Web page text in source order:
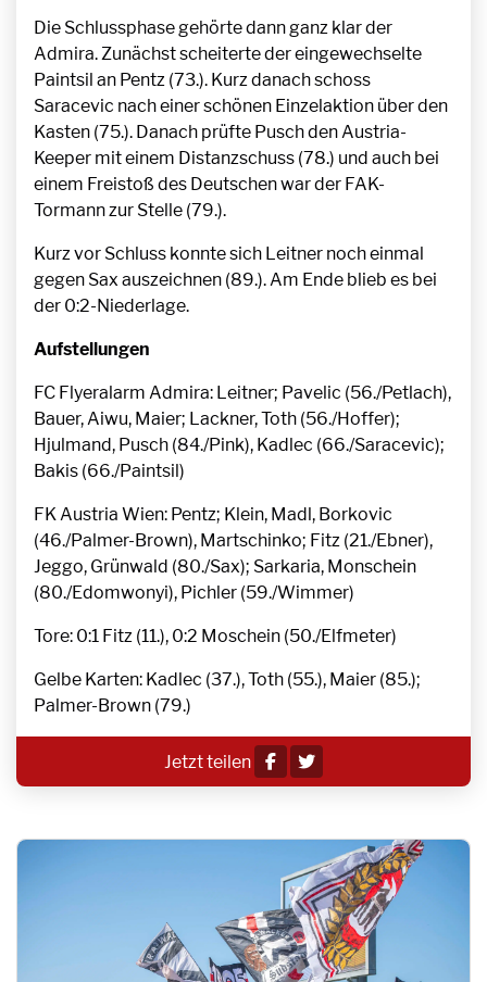
Die Schlussphase gehörte dann ganz klar der
Admira. Zunächst scheiterte der eingewechselte
Paintsil an Pentz (73.). Kurz danach schoss
Saracevic nach einer schönen Einzelaktion über den
Kasten (75.). Danach prüfte Pusch den Austria-
Keeper mit einem Distanzschuss (78.) und auch bei
einem Freistoß des Deutschen war der FAK-
Tormann zur Stelle (79.).
Kurz vor Schluss konnte sich Leitner noch einmal
gegen Sax auszeichnen (89.). Am Ende blieb es bei
der 0:2-Niederlage.
Aufstellungen
FC Flyeralarm Admira: Leitner; Pavelic (56./Petlach),
Bauer, Aiwu, Maier; Lackner, Toth (56./Hoffer);
Hjulmand, Pusch (84./Pink), Kadlec (66./Saracevic);
Bakis (66./Paintsil)
FK Austria Wien: Pentz; Klein, Madl, Borkovic
(46./Palmer-Brown), Martschinko; Fitz (21./Ebner),
Jeggo, Grünwald (80./Sax); Sarkaria, Monschein
(80./Edomwonyi), Pichler (59./Wimmer)
Tore: 0:1 Fitz (11.), 0:2 Moschein (50./Elfmeter)
Gelbe Karten: Kadlec (37.), Toth (55.), Maier (85.);
Palmer-Brown (79.)
Jetzt teilen